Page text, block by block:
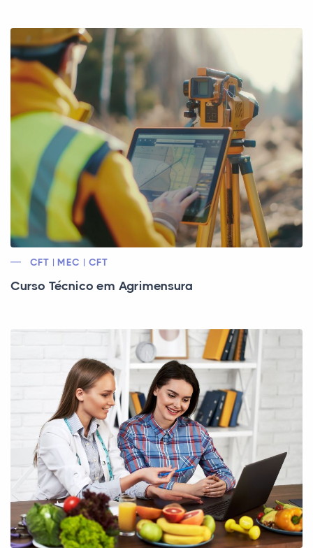
CFT | MEC | CFT
Curso Técnico em Agrimensura